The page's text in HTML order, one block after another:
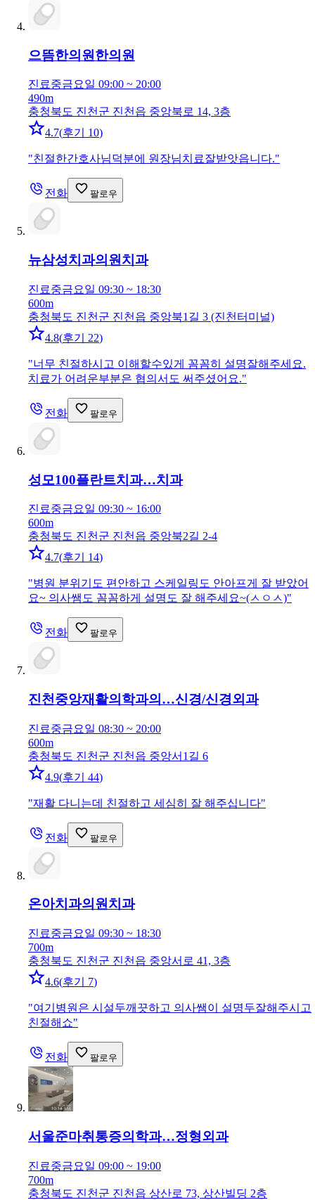
으뜸한의원 한의원
진료중금요일 09:00 ~ 20:00
490m
충청북도 진천군 진천읍 중앙북로 14, 3층
4.7(후기 10)
"친절한간호사님덕분에 원장님치료잘받앗읍니다."
전화 팔로우
뉴삼성치과의원 치과
진료중금요일 09:30 ~ 18:30
600m
충청북도 진천군 진천읍 중앙북1길 3 (진천터미널)
4.8(후기 22)
"너무 친절하시고 이해할수있게 꼼꼼히 설명잘해주세요.
치료가 어려운부분은 협의서도 써주셨어요."
전화 팔로우
성모100플란트치과…치과
진료중금요일 09:30 ~ 16:00
600m
충청북도 진천군 진천읍 중앙북2길 2-4
4.7(후기 14)
"병원 분위기도 편안하고 스케일링도 안아프게 잘 받았어
요~ 의사쌤도 꼼꼼하게 설명도 잘 해주세요~(ㅅㅇㅅ)"
전화 팔로우
진천중앙재활의학과의…신경/신경외과
진료중금요일 08:30 ~ 20:00
600m
충청북도 진천군 진천읍 중앙서1길 6
4.9(후기 44)
"재활 다니는데 친절하고 세심히 잘 해주십니다"
전화 팔로우
온아치과의원치과
진료중금요일 09:30 ~ 18:30
700m
충청북도 진천군 진천읍 중앙서로 41, 3층
4.6(후기 7)
"여기병원은 시설두깨끗하고 의사쌤이 설명두잘해주시고
친절해쇼"
전화 팔로우
서울준마취통증의학과…정형외과
진료중금요일 09:00 ~ 19:00
700m
충청북도 진천군 진천읍 상산로 73, 상산빌딩 2층